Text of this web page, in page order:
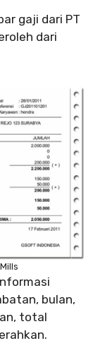
gaji dari PT
dari
bulan,
total